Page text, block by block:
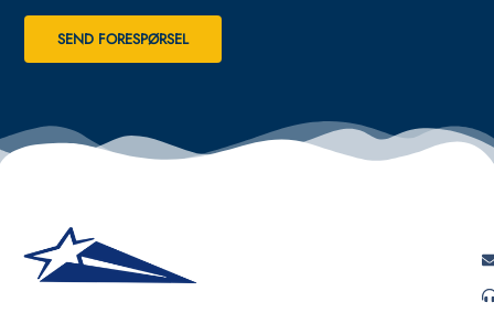
SEND FORESPØRSEL